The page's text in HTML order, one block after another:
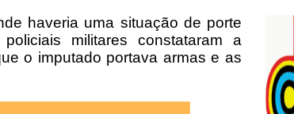
haveria uma situação de porte
militares constataram a
o imputado portava armas e as